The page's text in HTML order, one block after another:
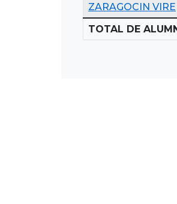
ZARAGOCIN VIRE
TOTAL DE